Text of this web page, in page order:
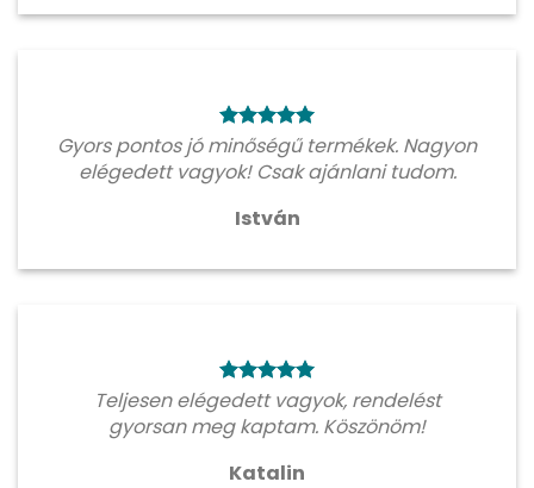
Gyors pontos jó minőségű termékek. Nagyon
elégedett vagyok! Csak ajánlani tudom.
István
Teljesen elégedett vagyok, rendelést
gyorsan meg kaptam. Köszönöm!
Katalin